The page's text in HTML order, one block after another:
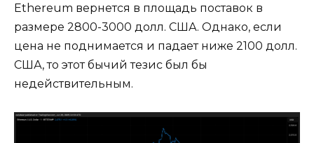
Ethereum вернется в площадь поставок в
размере 2800-3000 долл. США. Однако, если
цена не поднимается и падает ниже 2100 долл.
США, то этот бычий тезис был бы
недействительным.